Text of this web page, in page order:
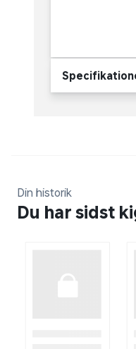
skildpadde,
Alder: 6
Din historik
Du har sidst